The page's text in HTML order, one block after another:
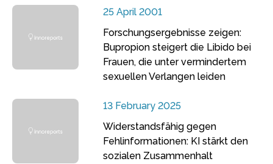
25 April 2001
Forschungsergebnisse zeigen:
Bupropion steigert die Libido bei
Frauen, die unter vermindertem
sexuellen Verlangen leiden
13 February 2025
Widerstandsfähig gegen
Fehlinformationen: KI stärkt den
sozialen Zusammenhalt